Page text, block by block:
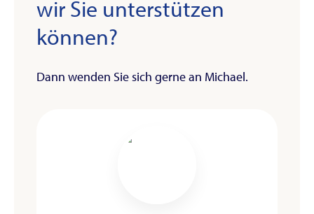
wir Sie unterstützen
können?
Dann wenden Sie sich gerne an Michael.